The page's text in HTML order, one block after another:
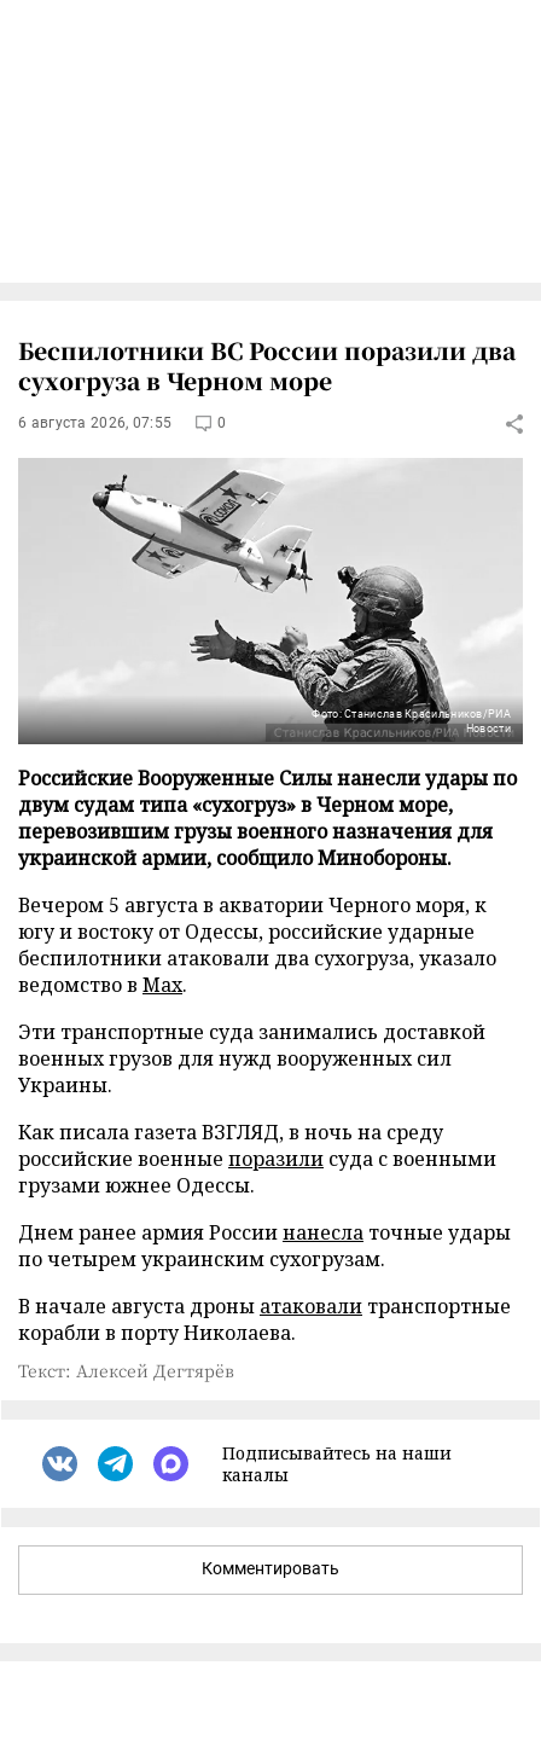
Беспилотники ВС России поразили два
сухогруза в Черном море
6 августа 2026, 07:55 0
Фото: Станислав Красильников/РИА
Новости
Российские Вооруженные Силы нанесли удары по
двум судам типа «сухогруз» в Черном море,
перевозившим грузы военного назначения для
украинской армии, сообщило Минобороны.
Вечером 5 августа в акватории Черного моря, к
югу и востоку от Одессы, российские ударные
беспилотники атаковали два сухогруза, указало
ведомство в Max.
Эти транспортные суда занимались доставкой
военных грузов для нужд вооруженных сил
Украины.
Как писала газета ВЗГЛЯД, в ночь на среду
российские военные поразили суда с военными
грузами южнее Одессы.
Днем ранее армия Россиинанесла точные удары
по четырем украинским сухогрузам.
В начале августа дроны атаковали транспортные
корабли в порту Николаева.
Текст: Алексей Дегтярёв
Подписывайтесь на наши
каналы
Комментировать